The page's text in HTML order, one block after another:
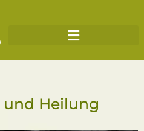
und Heilung